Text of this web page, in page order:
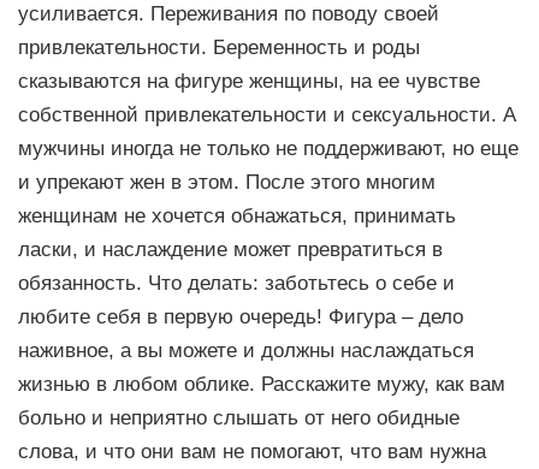
усиливается. Переживания по поводу своей
привлекательности. Беременность и роды
сказываются на фигуре женщины, на ее чувстве
собственной привлекательности и сексуальности. А
мужчины иногда не только не поддерживают, но еще
и упрекают жен в этом. После этого многим
женщинам не хочется обнажаться, принимать
ласки, и наслаждение может превратиться в
обязанность. Что делать: заботьтесь о себе и
любите себя в первую очередь! Фигура – дело
наживное, а вы можете и должны наслаждаться
жизнью в любом облике. Расскажите мужу, как вам
больно и неприятно слышать от него обидные
слова, и что они вам не помогают, что вам нужна